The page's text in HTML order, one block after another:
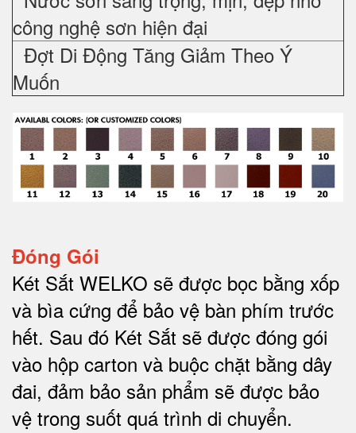
công nghệ sơn hiện đại
Đợt Di Động Tăng Giảm Theo Ý
Muốn
Đóng Gói
Két Sắt WELKO sẽ được bọc bằng xốp
và bìa cứng để bảo vệ bàn phím trước
hết. Sau đó Két Sắt sẽ được đóng gói
vào hộp carton và buộc chặt bằng dây
đai, đảm bảo sản phẩm sẽ được bảo
vệ trong suốt quá trình di chuyển.